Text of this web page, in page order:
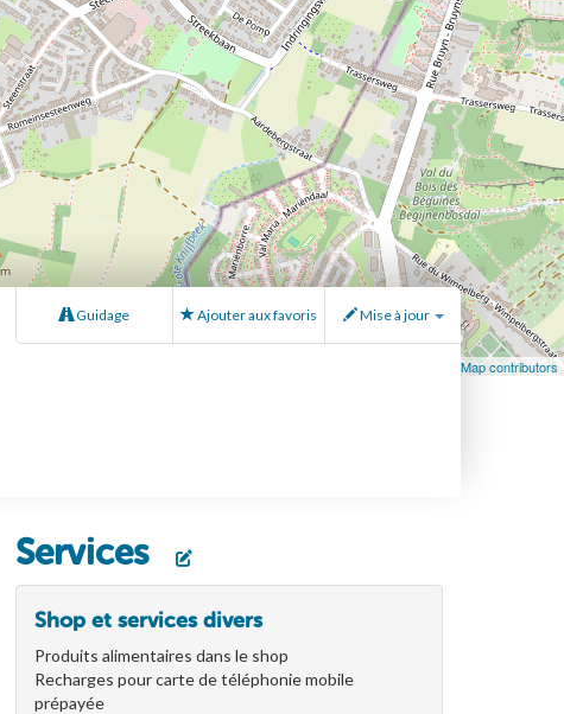
OpenStreetMap contributors
Guidage Ajouter aux favoris Mise à jour
Services
Shop et services divers
Produits alimentaires dans le shop
Recharges pour carte de téléphonie mobile
prépayée